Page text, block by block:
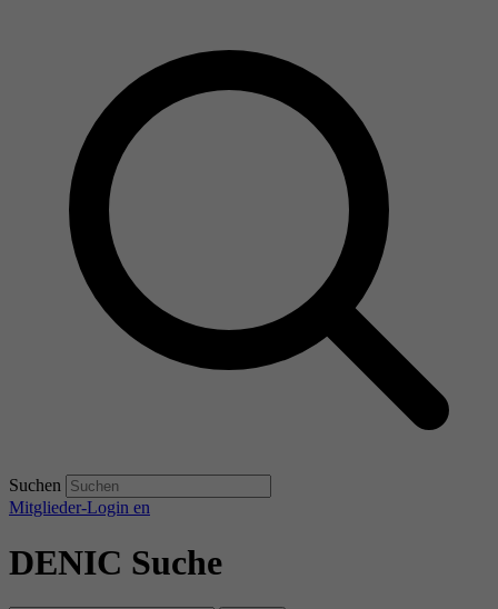
Suchen
Mitglieder-Login en
DENIC Suche